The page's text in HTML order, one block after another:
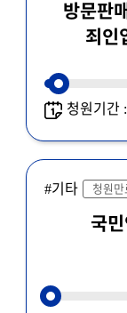
방문판
죄인
청원기간
#기타 청원만
국